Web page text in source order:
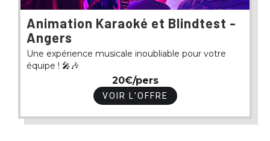
Animation Karaoké et Blindtest -
Angers
Une expérience musicale inoubliable pour votre
équipe ! 🎤🎶
20€/pers
VOIR L'OFFRE